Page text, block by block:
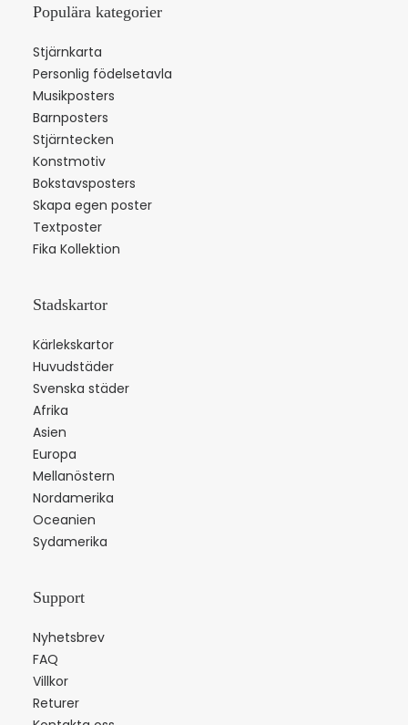
Populära kategorier
Stjärnkarta
Personlig födelsetavla
Musikposters
Barnposters
Stjärntecken
Konstmotiv
Bokstavsposters
Skapa egen poster
Textposter
Fika Kollektion
Stadskartor
Kärlekskartor
Huvudstäder
Svenska städer
Afrika
Asien
Europa
Mellanöstern
Nordamerika
Oceanien
Sydamerika
Support
Nyhetsbrev
FAQ
Villkor
Returer